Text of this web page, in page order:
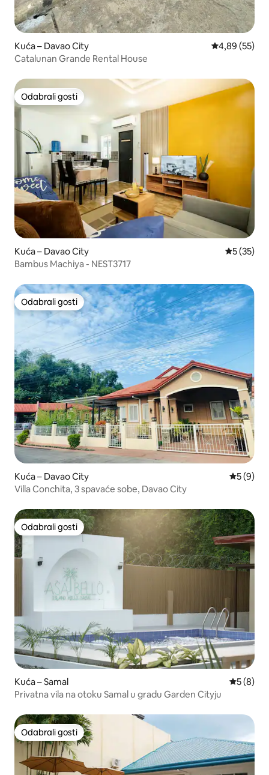
Kuća – Davao City Prosječna
4,89 (55)
Catalunan Grande Rental House
Odabrali gosti
Odabrali gosti
Kuća – Davao City Prosječna
5 (35)
Bambus Machiya - NEST3717
Odabrali gosti
Odabrali gosti
Kuća – Davao City
5 (9)
Villa Conchita, 3 spavaće sobe, Davao City
Odabrali gosti
Odabrali gosti
Kuća – Samal
5 (8)
Privatna vila na otoku Samal u gradu Garden Cityju
Odabrali gosti
Odabrali gosti